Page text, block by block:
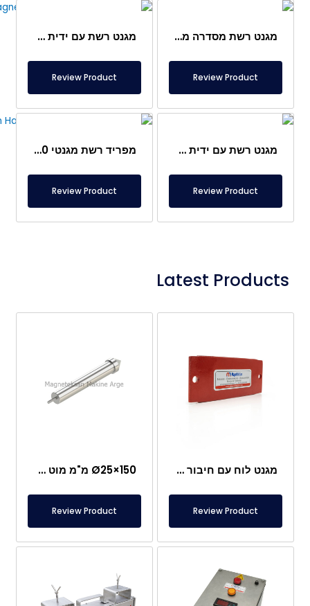
מגנט רשת מסדרה מיוחדת עם ידית 250×250 מ"מ – אל-חלד – מאושר – מתאים למזון
Review Product
מגנט רשת עם ידית מוט Ø32×250 מ"מ – תואם למסנן מגנטי DN100 – אלחלד
Review Product
מגנט רשת עם ידית 180×180 מ"מ
Review Product
מפריד רשת מגנטי 180×200 מ"מ
Review Product
Latest Products
מגנט לוח עם חיבור מיוחד מניאודימיום
Review Product
Ø25×150 מ"מ מוט מגנטי עם בורג מוט – ראש בצורת קליע
Review Product